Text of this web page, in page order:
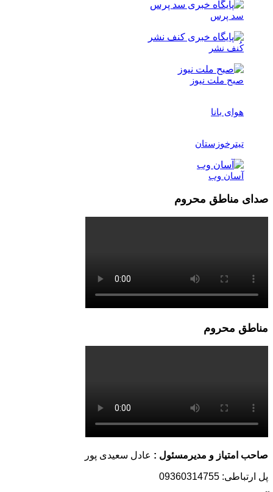
سد پرس
کُنف نشر
صبح ملت نیوز
هوای بانا
تیترخوزستان
آسان وب
صدای مناطق محروم
مناطق محروم
صاحب امتیاز و مدیرمسئول : عادل سعیدی پور
پل ارتباطی: 09360314755